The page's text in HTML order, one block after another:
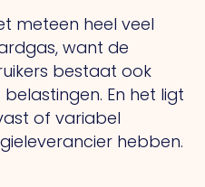
meteen heel veel
want de
bestaat ook
En het ligt
of variabel
hebben.